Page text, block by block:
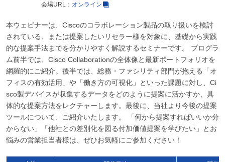
会場URL： オンライン
本ウェビナーは、Ciscoのコラボレーション製品の取り扱いを検討
されている、または提案したいリセラー様を対象に、基礎から実践
的な提案手法までを分かりやすく解説するセミナーです。 プログラ
ム前半では、Cisco Collaborationの全体像と最新ポートフォリオを
網羅的にご紹介。後半では、総務・ファシリティ部門が抱える「オ
フィスの有効活用」や「働き方の可視化」といった課題に対し、Ci
sco製デバイスが収集するデータをどのように提案に活かすか、具
体的な提案方法をレクチャーします。最後に、当社より今後の提案
ツールについて、ご紹介いたします。 「何から提案すればいいか分
からない」「他社との差別化を図る付加価値提案を学びたい」とお
悩みの営業担当者様は、ぜひお気軽にご参加ください！